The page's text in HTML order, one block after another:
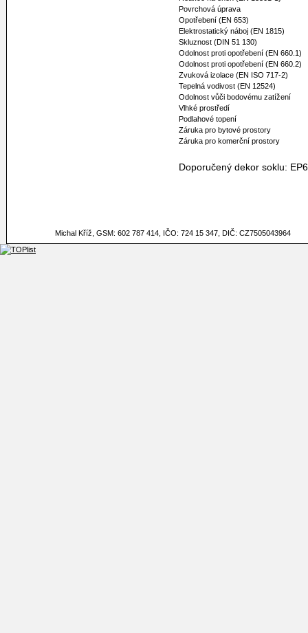
Povrchová úprava
Opotřebení (EN 653)
Elektrostatický náboj (EN 1815)
Skluznost (DIN 51 130)
Odolnost proti opotřebení (EN 660.1)
Odolnost proti opotřebení (EN 660.2)
Zvuková izolace (EN ISO 717-2)
Tepelná vodivost (EN 12524)
Odolnost vůči bodovému zatížení
Vlhké prostředí
Podlahové topení
Záruka pro bytové prostory
Záruka pro komerční prostory
Doporučený dekor soklu:
Michal Kříž, GSM: 602 787 414, IČO: 724 15 347, DIČ: CZ7505043964